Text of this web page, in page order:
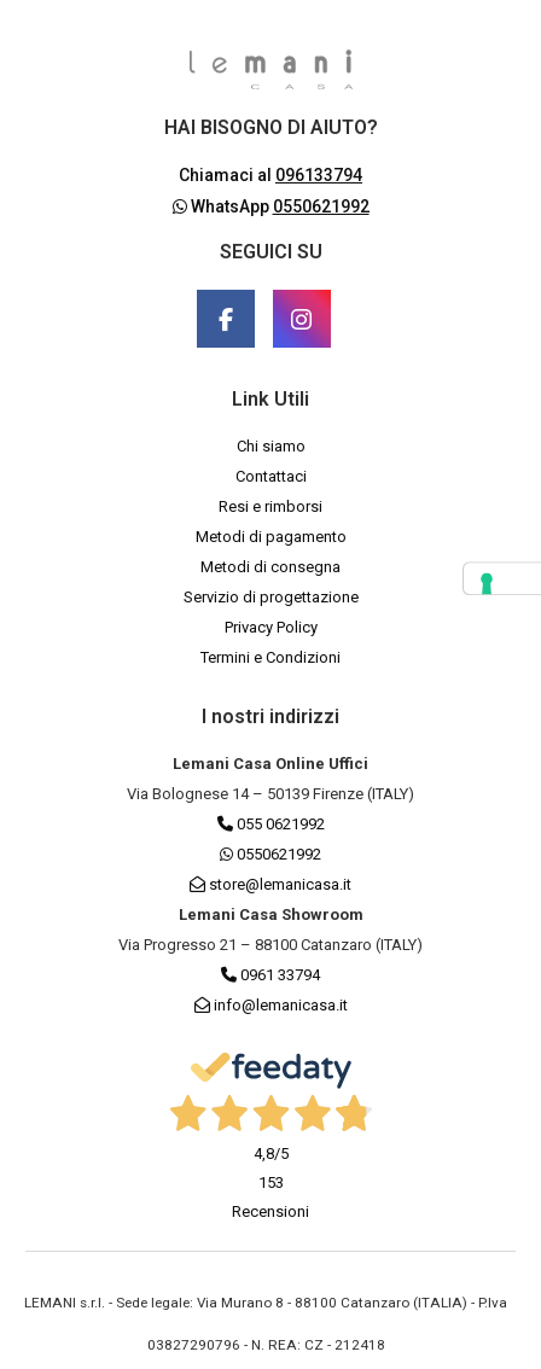
HAI BISOGNO DI AIUTO?
Chiamaci al 096133794
WhatsApp 0550621992
SEGUICI SU
Link Utili
Chi siamo
Contattaci
Resi e rimborsi
Metodi di pagamento
Metodi di consegna
Servizio di progettazione
Privacy Policy
Termini e Condizioni
I nostri indirizzi
Lemani Casa Online Uffici
Via Bolognese 14 – 50139 Firenze (ITALY)
055 0621992
0550621992
store@lemanicasa.it
Lemani Casa Showroom
Via Progresso 21 – 88100 Catanzaro (ITALY)
0961 33794
info@lemanicasa.it
4,8/5
153
Recensioni
LEMANI s.r.l. - Sede legale: Via Murano 8 - 88100 Catanzaro (ITALIA) - P.Iva
03827290796 - N. REA: CZ - 212418